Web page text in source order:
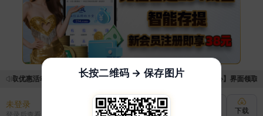
领取优惠活动的手续麻烦，已新增优惠系统，现在可以前往【福利中心】界面领
未登录
充值 下载
长按二维码 → 保存图片